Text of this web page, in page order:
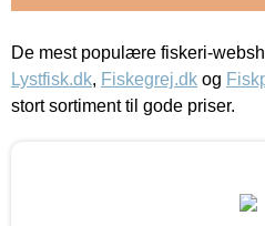
De mest populære fiskeri-
Lystfisk.dk, Fiskegrej.dk og
stort sortiment til gode priser.